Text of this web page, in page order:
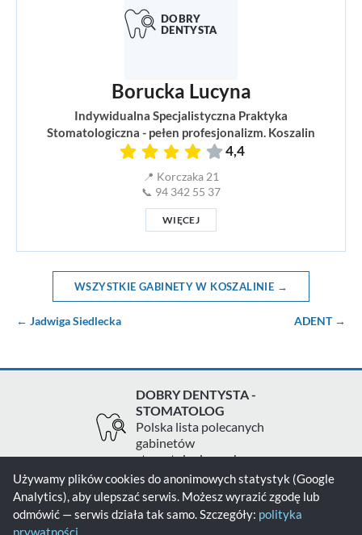
Borucka Lucyna
Indywidualna Specjalistyczna Praktyka
Stomatologiczna - pełen profesjonalizm. Koszalin
4,4
📍 Korczaka 21
📞 94 342 55 37
WIĘCEJ
WSZYSTKIE GABINETY W KOSZALINIE →
← Jadwiga Siedlecka ADENT →
DOBRY DENTYSTA -
STOMATOLOG
Polska lista polecanych
gabinetów
stomatologicznych
Zgłoś gabinet Kontakt
Polityka prywatności
Używamy plików cookies do anonimowych statystyk (Google
Analytics), aby ulepszać serwis. Możesz wyrazić zgodę lub
odmówić — serwis działa tak samo. Szczegóły: polityka
prywatności